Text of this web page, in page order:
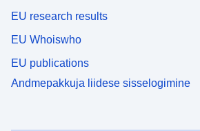
EU research results
EU Whoiswho
EU publications
Andmepakkuja liidese sisselogimine